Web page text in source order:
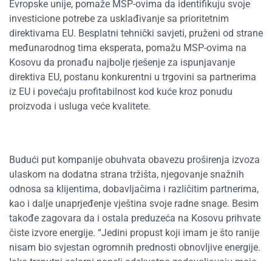
Evropske unije, pomaže MSP-ovima da identifikuju svoje
investicione potrebe za usklađivanje sa prioritetnim
direktivama EU. Besplatni tehnički savjeti, pruženi od strane
međunarodnog tima eksperata, pomažu MSP-ovima na
Kosovu da pronađu najbolje rješenje za ispunjavanje
direktiva EU, postanu konkurentni u trgovini sa partnerima
iz EU i povećaju profitabilnost kod kuće kroz ponudu
proizvoda i usluga veće kvalitete.
Budući put kompanije obuhvata obavezu proširenja izvoza
ulaskom na dodatna strana tržišta, njegovanje snažnih
odnosa sa klijentima, dobavljačima i različitim partnerima,
kao i dalje unaprjeđenje vještina svoje radne snage. Besim
takođe zagovara da i ostala preduzeća na Kosovu prihvate
čiste izvore energije. “Jedini propust koji imam je što ranije
nisam bio svjestan ogromnih prednosti obnovljive energije.